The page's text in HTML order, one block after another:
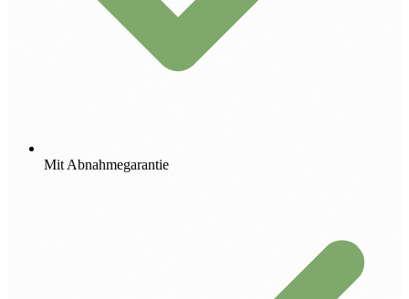
Mit Abnahmegarantie